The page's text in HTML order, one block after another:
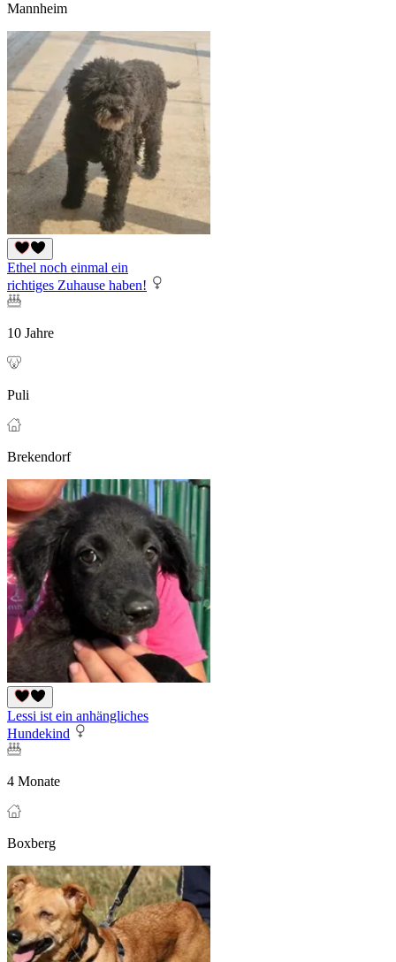
Mannheim
Ethel noch einmal ein
richtiges Zuhause haben!
10 Jahre
Puli
Brekendorf
Lessi ist ein anhängliches
Hundekind
4 Monate
Boxberg